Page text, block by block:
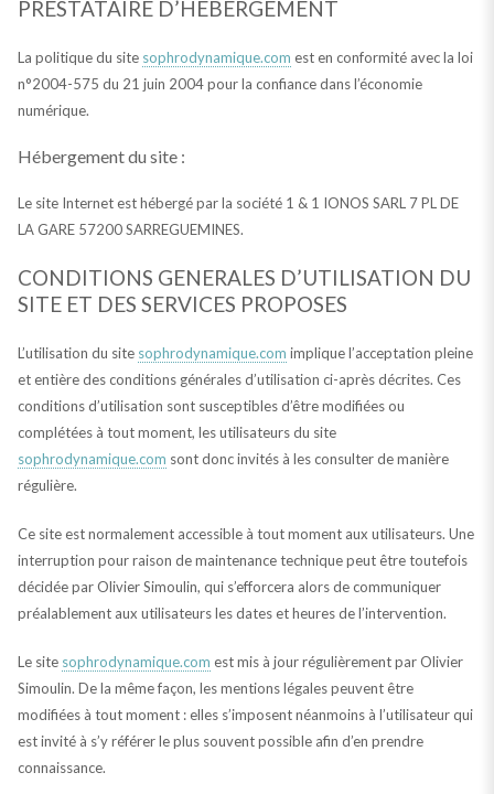
PRESTATAIRE D’HEBERGEMENT
La politique du site sophrodynamique.com est en conformité avec la loi
n°2004-575 du 21 juin 2004 pour la confiance dans l’économie
numérique.
Hébergement du site :
Le site Internet est hébergé par la société 1 & 1 IONOS SARL 7 PL DE
LA GARE 57200 SARREGUEMINES.
CONDITIONS GENERALES D’UTILISATION DU
SITE ET DES SERVICES PROPOSES
L’utilisation du site sophrodynamique.com implique l’acceptation pleine
et entière des conditions générales d’utilisation ci-après décrites. Ces
conditions d’utilisation sont susceptibles d’être modifiées ou
complétées à tout moment, les utilisateurs du site
sophrodynamique.com sont donc invités à les consulter de manière
régulière.
Ce site est normalement accessible à tout moment aux utilisateurs. Une
interruption pour raison de maintenance technique peut être toutefois
décidée par Olivier Simoulin, qui s’efforcera alors de communiquer
préalablement aux utilisateurs les dates et heures de l’intervention.
Le site sophrodynamique.com est mis à jour régulièrement par Olivier
Simoulin. De la même façon, les mentions légales peuvent être
modifiées à tout moment : elles s’imposent néanmoins à l’utilisateur qui
est invité à s’y référer le plus souvent possible afin d’en prendre
connaissance.